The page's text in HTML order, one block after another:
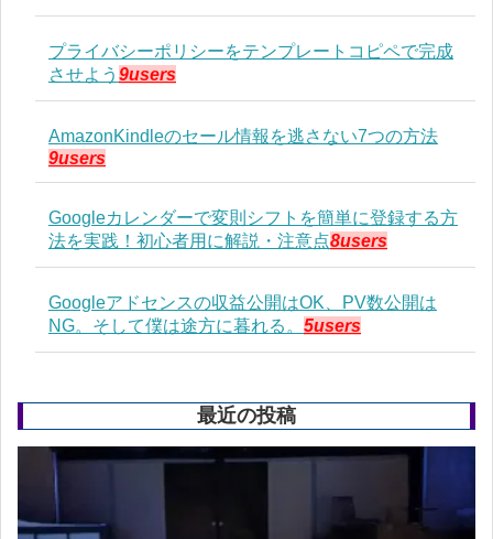
プライバシーポリシーをテンプレートコピペで完成
させよう 9users
AmazonKindleのセール情報を逃さない7つの方法
9users
Googleカレンダーで変則シフトを簡単に登録する方
法を実践！初心者用に解説・注意点8users
Googleアドセンスの収益公開はOK、PV数公開は
NG。そして僕は途方に暮れる。 5users
最近の投稿